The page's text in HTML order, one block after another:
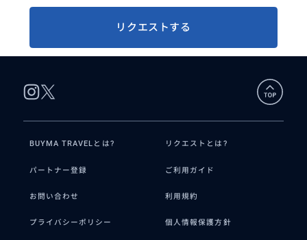
リクエストする
BUYMA TRAVELとは? リクエストとは?
パートナー登録 ご利用ガイド
お問い合わせ 利用規約
プライバシーポリシー 個人情報保護方針